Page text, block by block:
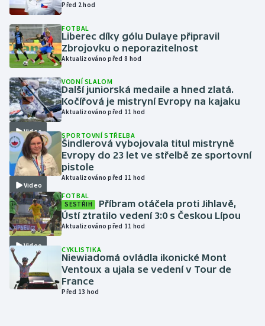
Jezdectví
Judo
Krasobruslení
Lezení
Lyže a snowboard
Moderní pětiboj
Motorsport
Olympijské hry
Parasport
Plavání
Plážový volejbal
Před 2 hod
FOTBAL
Liberec díky gólu Dulaye připravil
Zbrojovku o neporazitelnost
Aktualizováno před 8 hod
Video
VODNÍ SLALOM
Další juniorská medaile a hned zlatá.
Kočířová je mistryní Evropy na kajaku
Aktualizováno před 11 hod
Video
SPORTOVNÍ STŘELBA
Šindlerová vybojovala titul mistryně
Evropy do 23 let ve střelbě ze sportovní
pistole
Aktualizováno před 11 hod
Video
FOTBAL
SESTŘIH
Příbram otáčela proti Jihlavě,
Ústí ztratilo vedení 3:0 s Českou Lípou
Aktualizováno před 11 hod
CYKLISTIKA
Niewiadomá ovládla ikonické Mont
Ventoux a ujala se vedení v Tour de
France
Před 13 hod